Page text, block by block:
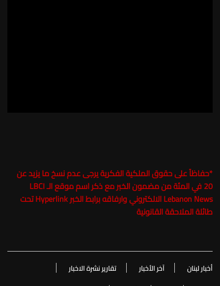
*حفاظاً على حقوق الملكية الفكرية يرجى عدم نسخ ما يزيد عن
20 في المئة من مضمون الخبر مع ذكر اسم موقع الـ LBCI
Lebanon News الالكتروني وارفاقه برابط الخبر Hyperlink تحت
طائلة الملاحقة القانونية
أخبار لبنان آخر الأخبار
تقارير نشرة الاخبار